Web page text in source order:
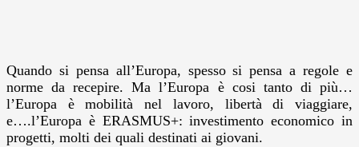
Quando si pensa all’Europa, spesso si pensa a regole e
norme da recepire. Ma l’Europa è cosi tanto di più…
l’Europa è mobilità nel lavoro, libertà di viaggiare,
e….l’Europa è ERASMUS+: investimento economico in
progetti, molti dei quali destinati ai giovani.